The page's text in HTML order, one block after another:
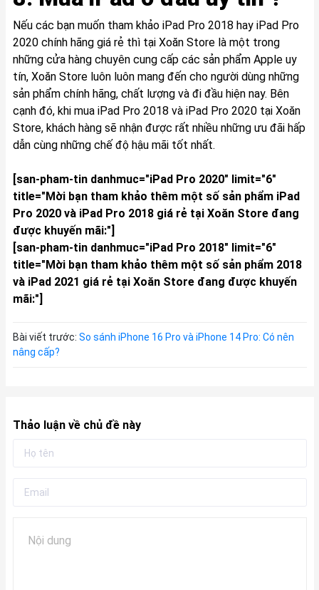
Nếu các bạn muốn tham khảo iPad Pro 2018 hay iPad Pro
2020 chính hãng giá rẻ thì tại Xoăn Storelà một trong
những cửa hàng chuyên cung cấp các sản phẩm Apple uy
tín, Xoăn Store luôn luôn mang đến cho người dùng những
sản phẩm chính hãng, chất lượng và đi đầu hiện nay. Bên
cạnh đó, khi mua iPad Pro 2018 và iPad Pro 2020 tại Xoăn
Store, khách hàng sẽ nhận được rất nhiều những ưu đãi hấp
dẫn cùng những chế độ hậu mãi tốt nhất.
[san-pham-tin danhmuc="iPad Pro 2020" limit="6"
title="Mời bạn tham khảo thêm một số sản phẩm iPad
Pro 2020 và iPad Pro 2018 giá rẻ tại Xoăn Store đang
được khuyến mãi:"]
[san-pham-tin danhmuc="iPad Pro 2018" limit="6"
title="Mời bạn tham khảo thêm một số sản phẩm 2018
và iPad 2021 giá rẻ tại Xoăn Store đang được khuyến
mãi:"]
Bài viết trước: So sánh iPhone 16 Pro và iPhone 14 Pro: Có nên
nâng cấp?
Thảo luận về chủ đề này